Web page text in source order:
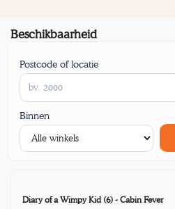
Beschikbaarheid
Postcode of locatie
Binnen
Diary of a Wimpy Kid (6) - Cabin Fever